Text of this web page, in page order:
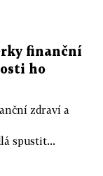
finanční
ho
zdraví a
spustit...